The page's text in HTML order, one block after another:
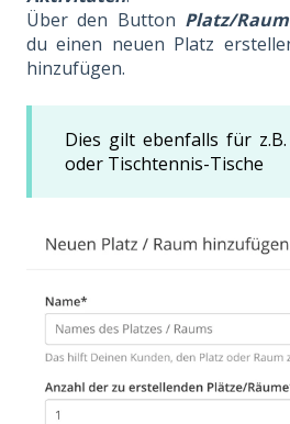
Über den Button Platz/
du einen neuen Platz
hinzufügen.
Dies gilt ebenfalls für
oder Tischtennis-Tische